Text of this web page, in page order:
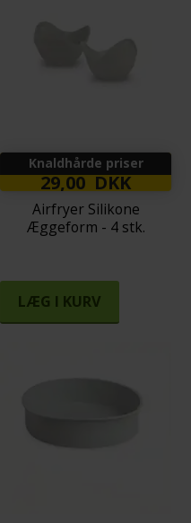
Knaldhårde priser
29,00 DKK
Airfryer Silikone
Æggeform - 4 stk.
LÆG I KURV